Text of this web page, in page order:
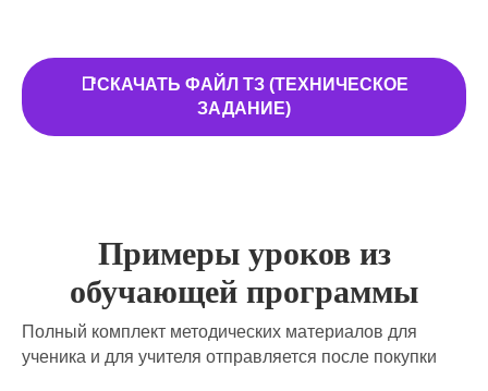
📑СКАЧАТЬ ФАЙЛ ТЗ (ТЕХНИЧЕСКОЕ
ЗАДАНИЕ)
Примеры уроков из
обучающей программы
Полный комплект методических материалов для
ученика и для учителя отправляется после покупки